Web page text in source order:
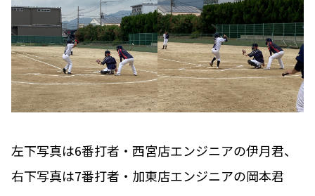
左下写真は6番打者・西宮店エンジニアの伊月君、
右下写真は7番打者・加東店エンジニアの岡本君